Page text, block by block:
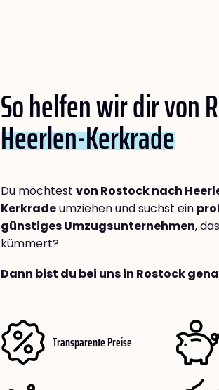
So helfen wir dir von
Heerlen-Kerkrade
Du möchtest von Rostock nach
Kerkradeumziehen und suchst ein
günstiges Umzugsunternehmen,
kümmert?
Dann bist du bei uns in Rostock
Transparente Preise